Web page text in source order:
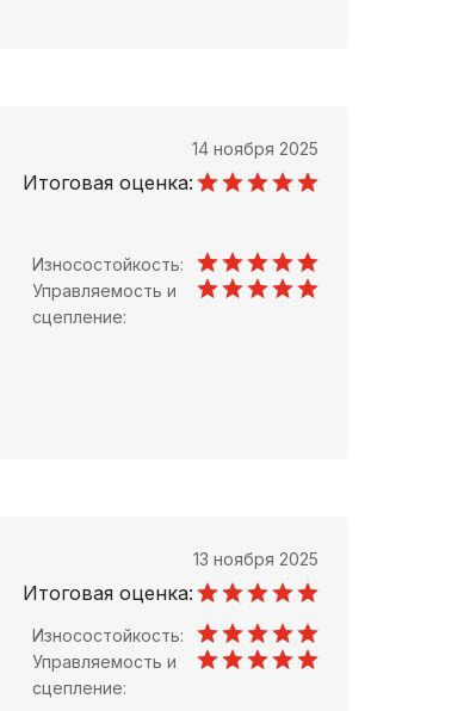
14 ноября 2025
Итоговая оценка:
Износостойкость:
Управляемость и
сцепление:
13 ноября 2025
Итоговая оценка:
Износостойкость:
Управляемость и
сцепление: